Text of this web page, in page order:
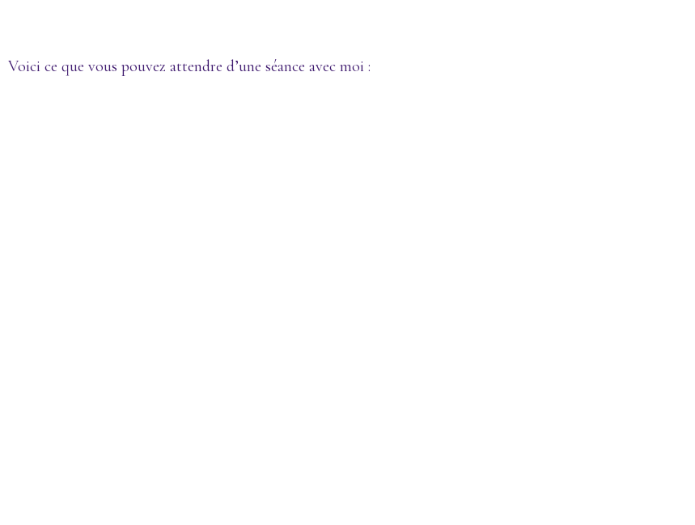
Voici ce que vous pouvez attendre d’une séance avec moi :